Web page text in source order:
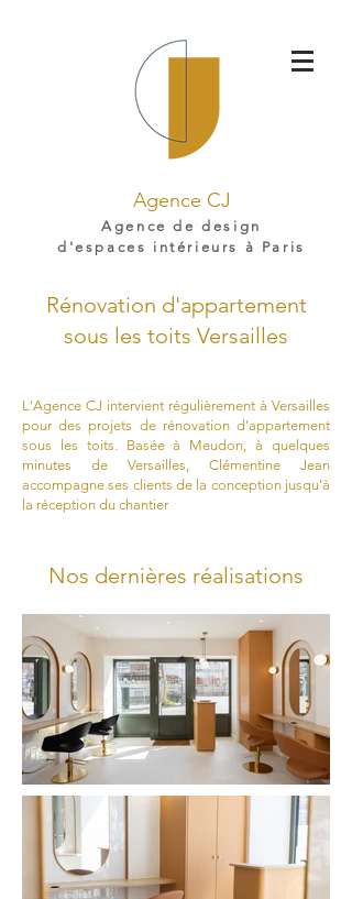
Agence CJ
Agence de design
d'espaces intérieurs à Paris
Rénovation d'appartement
sous les toits Versailles
L'Agence CJ intervient régulièrement à Versailles
pour des projets de rénovation d'appartement
sous les toits. Basée à Meudon, à quelques
minutes de Versailles, Clémentine Jean
accompagne ses clients de la conception jusqu'à
la réception du chantier
Nos dernières réalisations